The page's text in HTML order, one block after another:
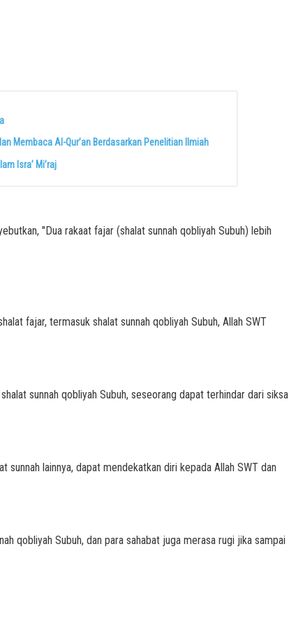
Membaca Al-Qur’an Berdasarkan Penelitian Ilmiah
Isra’ Mi’raj
"Dua rakaat fajar (shalat sunnah qobliyah Subuh) lebih
fajar, termasuk shalat sunnah qobliyah Subuh, Allah SWT
sunnah qobliyah Subuh, seseorang dapat terhindar dari siksa
sunnah lainnya, dapat mendekatkan diri kepada Allah SWT dan
qobliyah Subuh, dan para sahabat juga merasa rugi jika sampai